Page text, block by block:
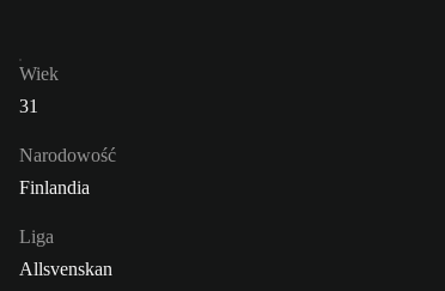
Wiek
31
Narodowość
Finlandia
Liga
Allsvenskan